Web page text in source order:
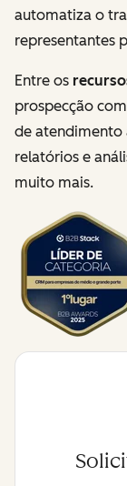
automatiza o
representantes
Entre os
prospecção
de atendimento
relatórios e
muito mais.